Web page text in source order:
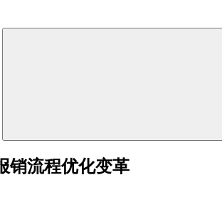
销流程优化变革